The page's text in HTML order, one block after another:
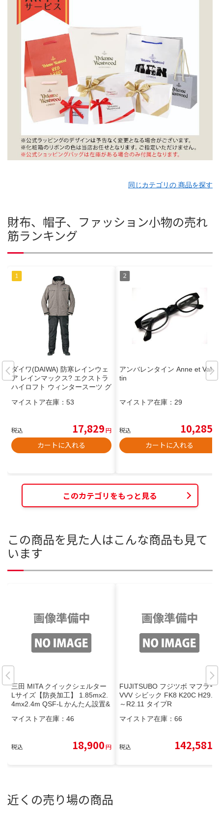
同じカテゴリの 商品を探す
財布、帽子、ファッション小物の売れ
筋ランキング
ダイワ(DAIWA) 防寒レインウェ
ア レインマックス? エクストラ
ハイロフト ウィンタースーツ グ
マイストア在庫： 53
税込 17,829円
カートに入れる
アンバレンタイン Anne et Valen
tin
マイストア在庫： 29
税込 10,285
カートに入れる
このカテゴリをもっと見る
この商品を見た人はこんな商品も見て
います
三田 MITA クイックシェルター
Lサイズ【防炎加工】 1.85mx2.
4mx2.4m QSF-L かんたん設置&
マイストア在庫： 46
税込 18,900円
FUJITSUBO フジツボ マフラー
VVV シビック FK8 K20C H29.9
～R2.11 タイプR
マイストア在庫： 66
税込 142,581
近くの売り場の商品